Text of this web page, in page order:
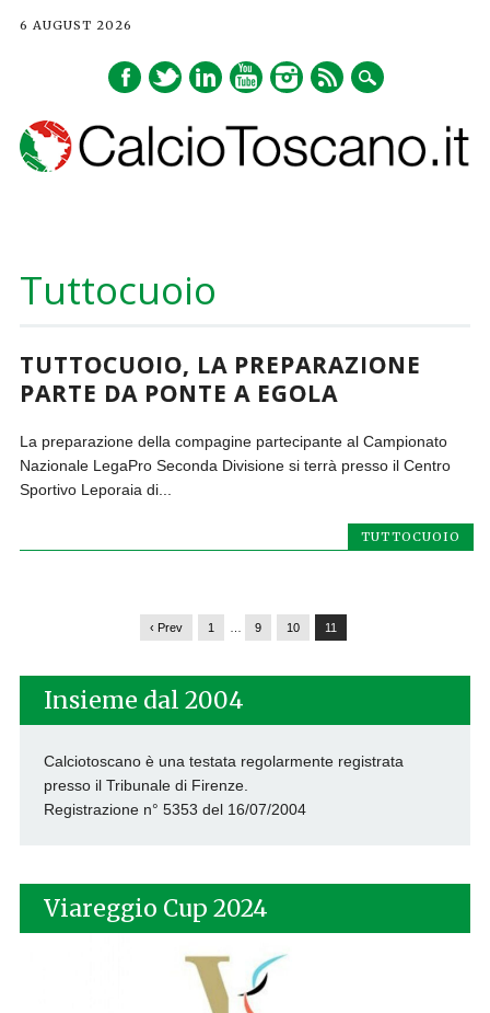
6 AUGUST 2026
content
Tuttocuoio
TUTTOCUOIO, LA PREPARAZIONE
PARTE DA PONTE A EGOLA
La preparazione della compagine partecipante al Campionato
Nazionale LegaPro Seconda Divisione si terrà presso il Centro
Sportivo Leporaia di...
TUTTOCUOIO
‹ Prev 1 9 10 11
Insieme dal 2004
Calciotoscano è una testata regolarmente registrata
presso il Tribunale di Firenze.
Registrazione n° 5353 del 16/07/2004
Viareggio Cup 2024